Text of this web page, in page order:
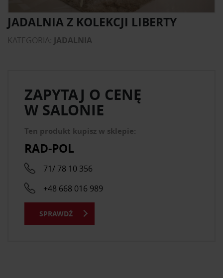
JADALNIA Z KOLEKCJI LIBERTY
KATEGORIA: JADALNIA
ZAPYTAJ O CENĘ
W SALONIE
Ten produkt kupisz w sklepie:
RAD-POL
71/ 78 10 356
+48 668 016 989
SPRAWDŹ